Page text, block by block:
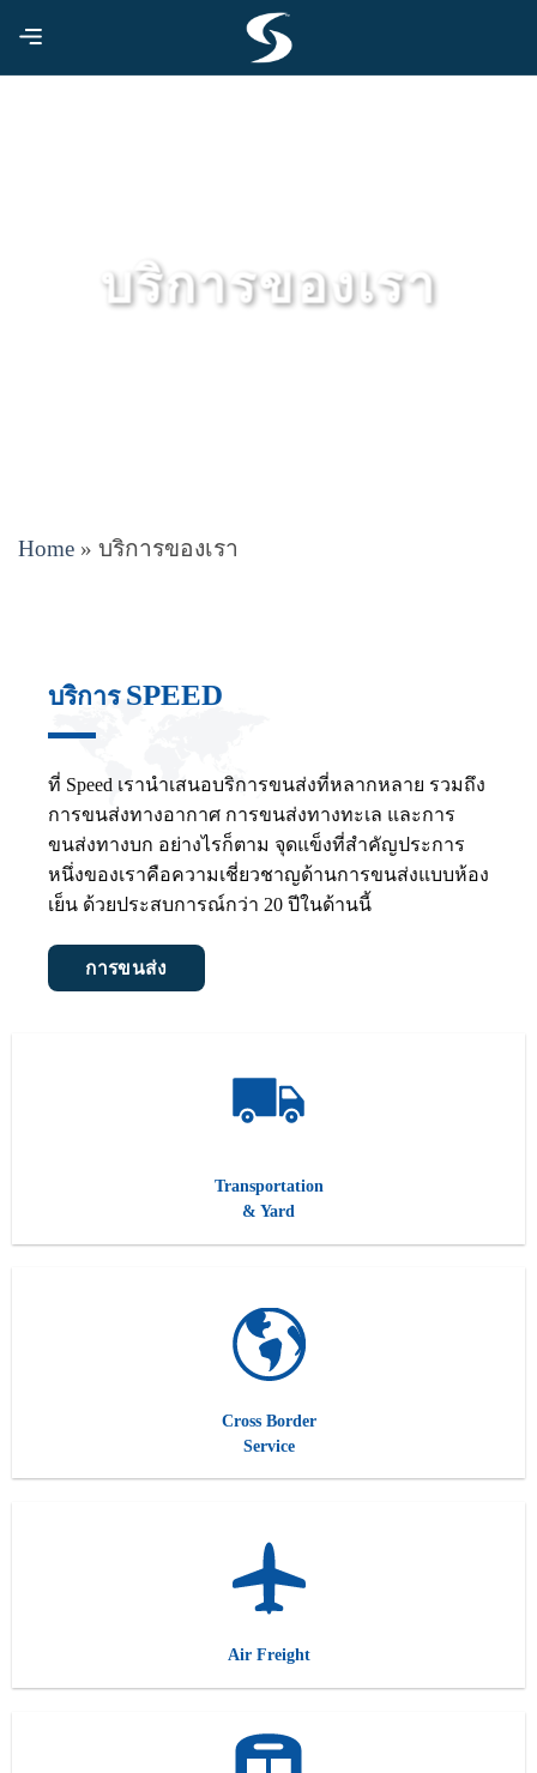
ไป
ยัง
บริการของเรา
Home » บริการของเรา
บริการ SPEED
ที่ Speed ​​เรานำเสนอบริการขนส่งที่หลากหลาย รวมถึง
การขนส่งทางอากาศ การขนส่งทางทะเล และการ
ขนส่งทางบก อย่างไรก็ตาม จุดแข็งที่สำคัญประการ
หนึ่งของเราคือความเชี่ยวชาญด้านการขนส่งแบบห้อง
เย็น ด้วยประสบการณ์กว่า 20 ปีในด้านนี้
การขนส่ง
Transportation
& Yard
Cross Border
Service
Air Freight